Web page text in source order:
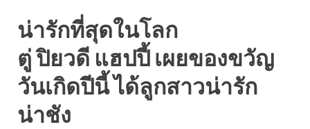
น่ารักที่สุดในโลก
ตู่ ปิยวดี แฮปปี้ เผยของขวัญ
วันเกิดปีนี้ ได้ลูกสาวน่ารัก
น่าชัง